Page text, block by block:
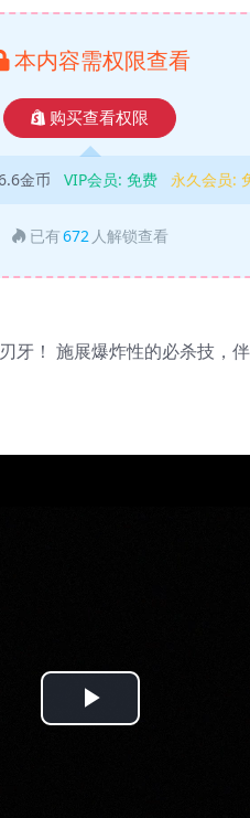
本内容需权限查看
购买查看权限
金币 VIP会员: 免费 永久会员:
已有672 人解锁查看
牙！ 施展爆炸性的必杀技，
Play